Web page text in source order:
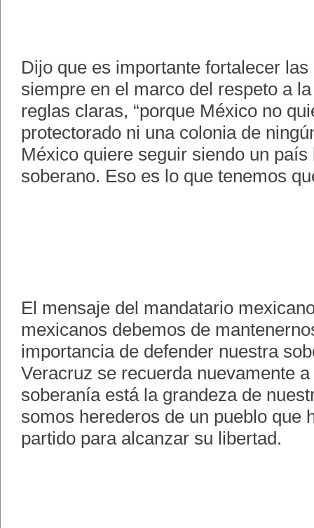
Dijo que es importante fortalecer
siempre en el marco del respeto a
reglas claras, “porque México no
protectorado ni una colonia de
México quiere seguir siendo un
soberano. Eso es lo que tenemos
El mensaje del mandatario
mexicanos debemos de
importancia de defender nuestra
Veracruz se recuerda nuevamente
soberanía está la grandeza de
somos herederos de un pueblo que
partido para alcanzar su libertad.